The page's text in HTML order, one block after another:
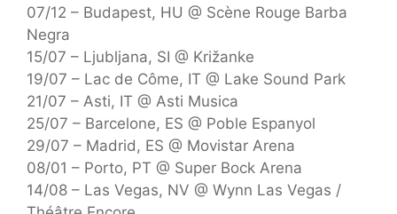
07/12 – Budapest, HU @ Scène Rouge Barba
Negra
15/07 – Ljubljana, SI @ Križanke
19/07 – Lac de Côme, IT @ Lake Sound Park
21/07 – Asti, IT @ Asti Musica
25/07 – Barcelone, ES @ Poble Espanyol
29/07 – Madrid, ES @ Movistar Arena
08/01 – Porto, PT @ Super Bock Arena
14/08 – Las Vegas, NV @ Wynn Las Vegas /